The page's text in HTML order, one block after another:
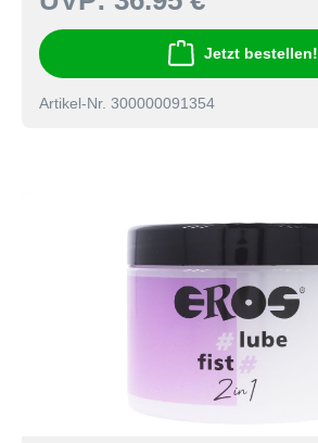
Jetzt bestellen!
Artikel-Nr. 300000091354